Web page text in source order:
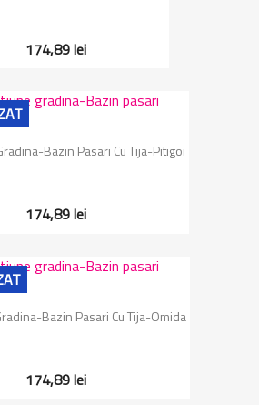
174,89 lei
Bazin Pasari Cu Tija-Pitigoi
174,89 lei
Bazin Pasari Cu Tija-Omida
174,89 lei